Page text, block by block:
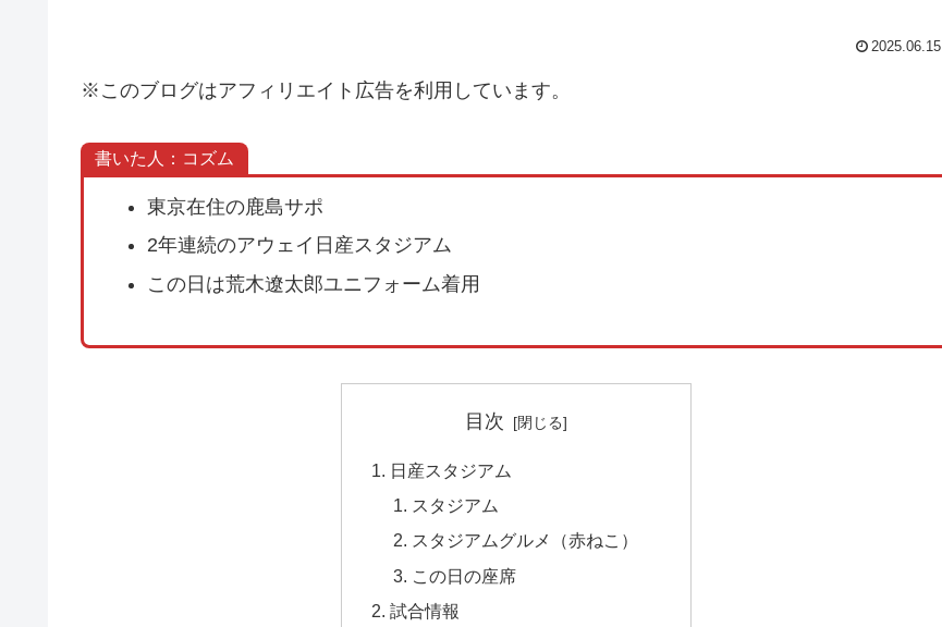
2025.06.15
※このブログはアフィリエイト広告を利用しています。
書いた人：コズム
東京在住の鹿島サポ
2年連続のアウェイ日産スタジアム
この日は荒木遼太郎ユニフォーム着用
目次
日産スタジアム
スタジアム
スタジアムグルメ（赤ねこ）
この日の座席
試合情報